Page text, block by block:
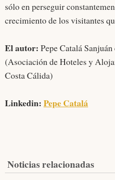
sólo en perseguir
crecimiento de los visitantes
El autor: Pepe Catalá
(Asociación de Hoteles y
Costa Cálida)
Linkedin:Pepe Catalá
Noticias relacionadas